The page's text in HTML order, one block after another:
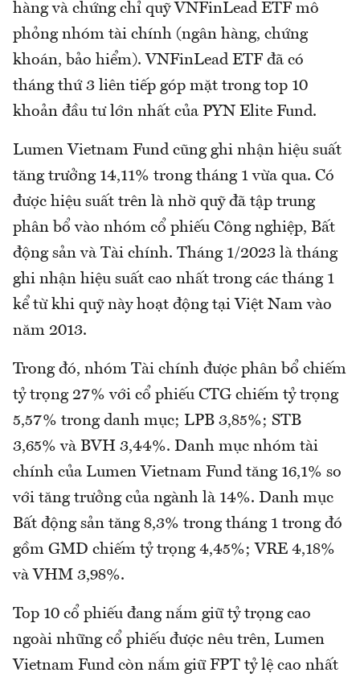
hàng và chứng chỉ quỹ VNFinLead ETF mô
phỏng nhóm tài chính (ngân hàng, chứng
khoán, bảo hiểm). VNFinLead ETF đã có
tháng thứ 3 liên tiếp góp mặt trong top 10
khoản đầu tư lớn nhất của PYN Elite Fund.
Lumen Vietnam Fund cũng ghi nhận hiệu suất
tăng trưởng 14,11% trong tháng 1 vừa qua. Có
được hiệu suất trên là nhờ quỹ đã tập trung
phân bổ vào nhóm cổ phiếu Công nghiệp, Bất
động sản và Tài chính. Tháng 1/2023 là tháng
ghi nhận hiệu suất cao nhất trong các tháng 1
kể từ khi quỹ này hoạt động tại Việt Nam vào
năm 2013.
Trong đó, nhóm Tài chính được phân bổ chiếm
tỷ trọng 27% với cổ phiếu CTG chiếm tỷ trọng
5,57% trong danh mục; LPB 3,85%; STB
3,65% và BVH 3,44%. Danh mục nhóm tài
chính của Lumen Vietnam Fund tăng 16,1% so
với tăng trưởng của ngành là 14%. Danh mục
Bất động sản tăng 8,3% trong tháng 1 trong đó
gồm GMD chiếm tỷ trọng 4,45%; VRE 4,18%
và VHM 3,98%.
Top 10 cổ phiếu đang nắm giữ tỷ trọng cao
ngoài những cổ phiếu được nêu trên, Lumen
Vietnam Fund còn nắm giữ FPT tỷ lệ cao nhất